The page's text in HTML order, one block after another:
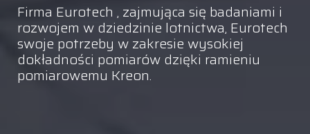
Firma Eurotech , zajmująca się badaniami i
rozwojem w dziedzinie lotnictwa, Eurotech
swoje potrzeby w zakresie wysokiej
dokładności pomiarów dzięki ramieniu
pomiarowemu Kreon.